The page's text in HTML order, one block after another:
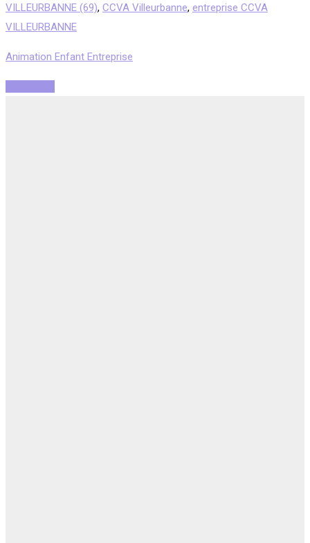
VILLEURBANNE (69), CCVA Villeurbanne, entreprise CCVA
VILLEURBANNE
Animation Enfant Entreprise